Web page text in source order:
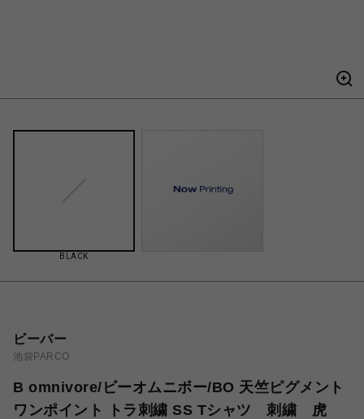
BLACK
ビーバー
池袋PARCO
B omnivore/ビーオムニボー/BO 天竺ピグメント
ワンポイント トラ刺繍 SS Tシャツ 刺繍 虎